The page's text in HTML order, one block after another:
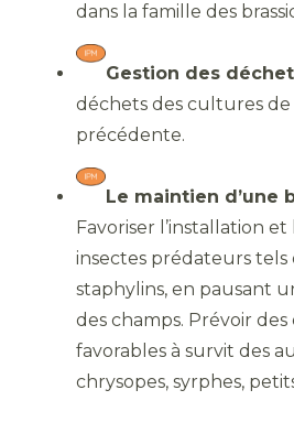
dans la famille des
Gestion des
déchets des cultures de
précédente.
Le maintien d’une
Favoriser l’installation
insectes prédateurs tels
staphylins, en pausant
des champs. Prévoir des
favorables à survit des
chrysopes, syrphes,